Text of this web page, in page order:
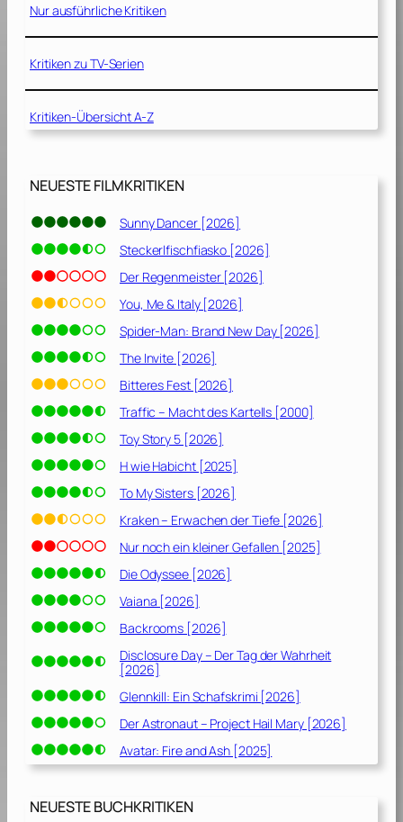
e
v
J
o
b
s
0
3
]
t
P
l
[
2
1
]
Nur ausführliche Kritiken
Kritiken zu TV-Serien
Kritiken-Übersicht A-Z
NEUESTE FILMKRITIKEN
Sunny Dancer [2026]
Steckerlfischfiasko [2026]
Der Regenmeister [2026]
You, Me & Italy [2026]
Spider-Man: Brand New Day [2026]
The Invite [2026]
Bitteres Fest [2026]
Traffic – Macht des Kartells [2000]
Toy Story 5 [2026]
H wie Habicht [2025]
To My Sisters [2026]
Kraken – Erwachen der Tiefe [2026]
Nur noch ein kleiner Gefallen [2025]
Die Odyssee [2026]
Vaiana [2026]
Backrooms [2026]
Disclosure Day – Der Tag der Wahrheit
[2026]
Glennkill: Ein Schafskrimi [2026]
Der Astronaut – Project Hail Mary [2026]
Avatar: Fire and Ash [2025]
NEUESTE BUCHKRITIKEN